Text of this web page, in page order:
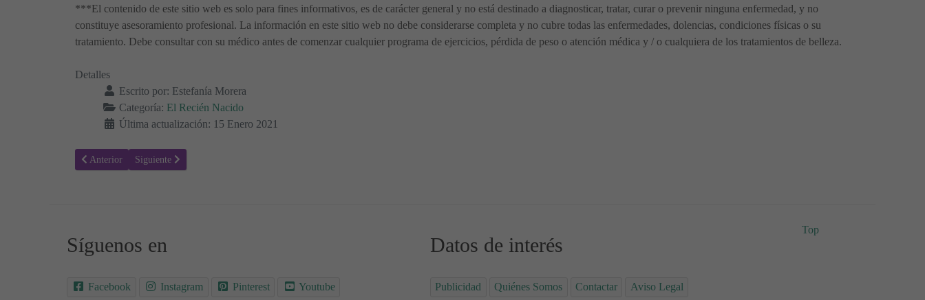
***El contenido de este sitio web es solo para fines informativos, es de carácter general y no está destinado a diagnosticar, tratar, curar o prevenir ninguna enfermedad, y no
constituye asesoramiento profesional. La información en este sitio web no debe considerarse completa y no cubre todas las enfermedades, dolencias, condiciones físicas o su
tratamiento. Debe consultar con su médico antes de comenzar cualquier programa de ejercicios, pérdida de peso o atención médica y / o cualquiera de los tratamientos de belleza.
Detalles
Escrito por: Estefanía Morera
Categoría: El Recién Nacido
Última actualización: 15 Enero 2021
Artículo anterior: Piel con piel, esencial para el bebé desde su nacimiento
Anterior Artículo siguiente: Caca del recién nacido, todo lo que necesitas saber 👶🏻
Siguiente
Síguenos en
Facebook Instagram Pinterest Youtube
Datos de interés
Publicidad Quiénes Somos Contactar Aviso Legal
Top